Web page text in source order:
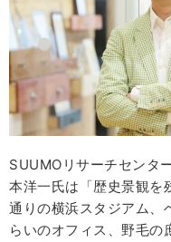
SUUMOリサーチセンタ
本洋一氏は「歴史景観を
通りの横浜スタジアム、
らいのオフィス、野毛の